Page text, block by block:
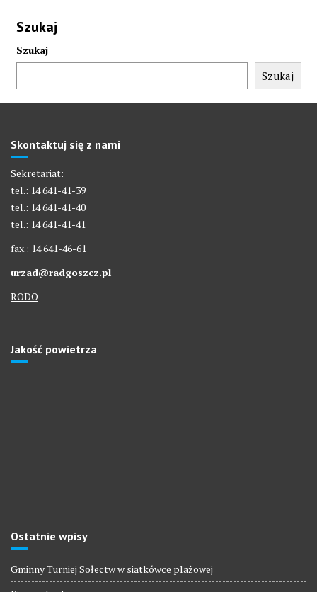
Szukaj
Szukaj
Szukaj
Skontaktuj się z nami
Sekretariat:
tel.: 14 641-41-39
tel.: 14 641-41-40
tel.: 14 641-41-41
fax.: 14 641-46-61
urzad@radgoszcz.pl
RODO
Jakość powietrza
Ostatnie wpisy
Gminny Turniej Sołectw w siatkówce plażowej